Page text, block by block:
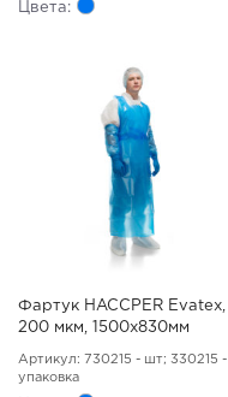
Цвета:
Фартук HACCPER Evatex,
200 мкм, 1500х830мм
Артикул: 730215 - шт; 330215 -
упаковка